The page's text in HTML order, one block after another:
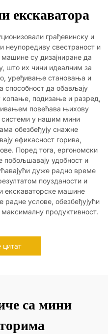
екскаватора
грађевинску и
неупоредиву свестраност и
су дизајниране да
што их чини идеалним за
уређивање становања и
да обављају
копање, подизање и разред,
повећава њихову
системи у нашим мини
обезбеђују снажне
ефикасност горива,
Поред тога, ергономски
побољшавају удобност и
дуже радно време
поузданости и
екскаваторске машине
радне услове, обезбеђујући
продуктивност.
цитат
са мини